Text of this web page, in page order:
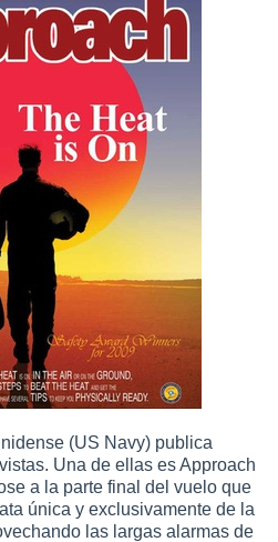
(US Navy) publica
Una de ellas es Approach
a la parte final del vuelo que
única y exclusivamente de la
las largas alarmas de